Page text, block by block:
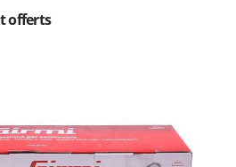
thermiques
offerts